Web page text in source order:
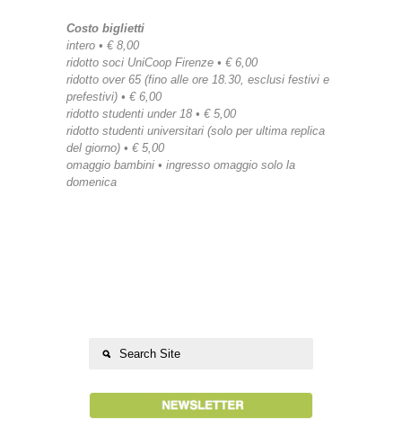
Costo biglietti
intero • € 8,00
ridotto soci UniCoop Firenze • € 6,00
ridotto over 65 (fino alle ore 18.30, esclusi festivi e
prefestivi) • € 6,00
ridotto studenti under 18 • € 5,00
ridotto studenti universitari (solo per ultima replica
del giorno) • € 5,00
omaggio bambini • ingresso omaggio solo la
domenica